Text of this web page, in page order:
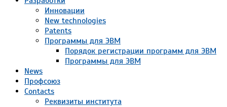
Инновации
New technologies
Patents
Программы для ЭВМ
Порядок регистрации программ для ЭВМ
Программы для ЭВМ
News
Профсоюз
Contacts
Реквизиты института